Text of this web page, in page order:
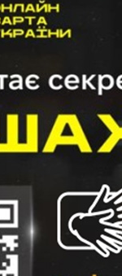
та підтримка:
від Т. Ломакіної
обласних